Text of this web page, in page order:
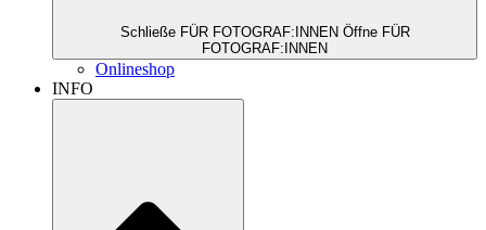
Schließe FÜR FOTOGRAF:INNEN Öffne FÜR
FOTOGRAF:INNEN
Onlineshop
INFO